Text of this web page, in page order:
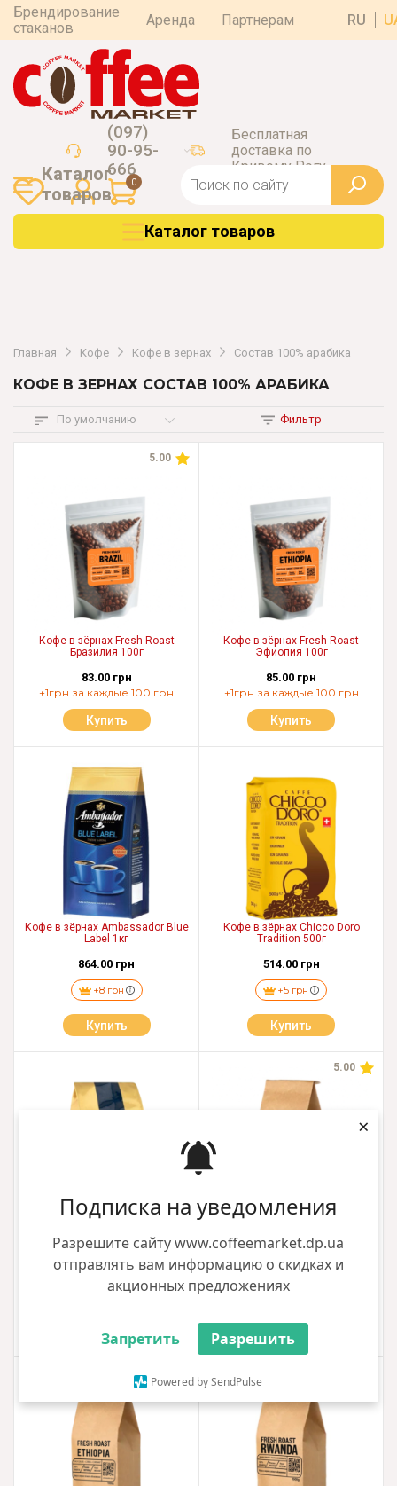
Подписка на уведомления
Разрешите сайту www.coffeemarket.dp.ua
отправлять вам информацию о скидках и
акционных предложениях
Запретить Разрешить
Powered by SendPulse
×
Брендирование
стаканов
Аренда Партнерам RU
(097)
90-95-
666
Бесплатная
доставка по
Кривому Рогу
0
Каталог
товаров
Каталог товаров
Главная Кофе Кофе в зернах Состав 100% арабика
КОФЕ В ЗЕРНАХ СОСТАВ 100% АРАБИКА
По умолчанию Фильтр
5.00
Кофе в зёрнах Fresh Roast
Бразилия 100г
83.00 грн
+1грн за каждые 100 грн
Купить
Кофе в зёрнах Fresh Roast
Эфиопия 100г
85.00 грн
+1грн за каждые 100 грн
Купить
Кофе в зёрнах Ambassador Blue
Label 1кг
864.00 грн
+8 грн
Купить
Кофе в зёрнах Chicco Doro
Tradition 500г
514.00 грн
+5 грн
Купить
500г
613.00 грн
Купить
5.00
Бразилия 1кг
832.00 грн